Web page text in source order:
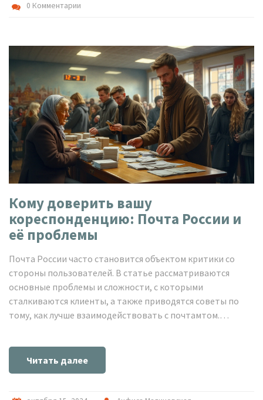
0 Комментарии
Кому доверить вашу
кореспонденцию: Почта России и
её проблемы
Почта России часто становится объектом критики со
стороны пользователей. В статье рассматриваются
основные проблемы и сложности, с которыми
сталкиваются клиенты, а также приводятся советы по
тому, как лучше взаимодействовать с почтамтом.
почтового сервиса в России и как его улучшить.
Читать далее